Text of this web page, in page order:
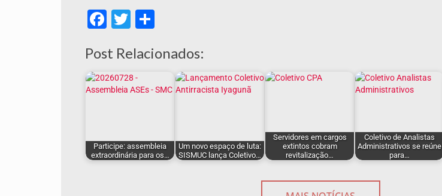
Facebook
Twitter
Post Relacionados:
Participe: assembleia
extraordinária para os…
Um novo espaço de luta:
SISMUC lança Coletivo…
Servidores em cargos
extintos cobram
revitalização…
Coletivo de Analistas
Administrativos se reúne
para…